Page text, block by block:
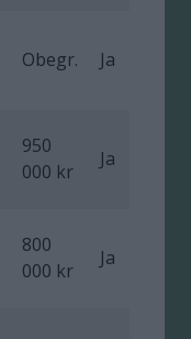
Obegr. Ja
950
000 kr
Ja
800
000 kr
Ja